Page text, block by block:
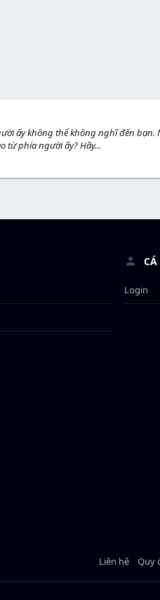
ấy không thể không nghĩ đến
phía người ấy? Hãy...
Login
Liên hệ Quy